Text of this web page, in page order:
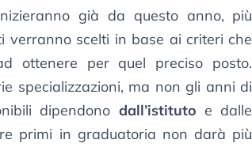
già da questo anno, più
verranno scelti in base ai criteri che
ottenere per quel preciso posto.
specializzazioni, ma non gli anni di
dipendono dall’istituto e dalle
primi in graduatoria non darà più